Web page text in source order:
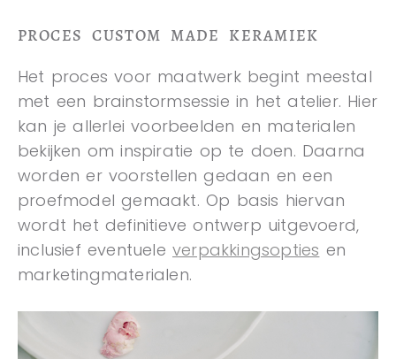
PROCES CUSTOM MADE KERAMIEK
Het proces voor maatwerk begint meestal
met een brainstormsessie in het atelier. Hier
kan je allerlei voorbeelden en materialen
bekijken om inspiratie op te doen. Daarna
worden er voorstellen gedaan en een
proefmodel gemaakt. Op basis hiervan
wordt het definitieve ontwerp uitgevoerd,
inclusief eventuele verpakkingsopties en
marketingmaterialen.